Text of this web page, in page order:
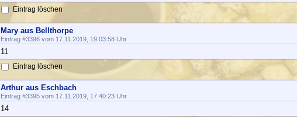
Eintrag löschen
Mary aus Bellthorpe
Eintrag #3396 vom 17.11.2019, 19:03:58 Uhr
11
Eintrag löschen
Arthur aus Eschbach
Eintrag #3395 vom 17.11.2019, 17:40:23 Uhr
14